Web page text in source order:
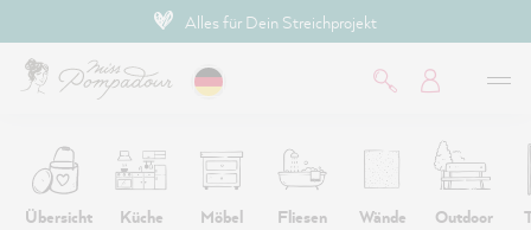
Alles für Dein Streichprojekt
Übersicht Küche Möbel Fliesen Wände Outdoor